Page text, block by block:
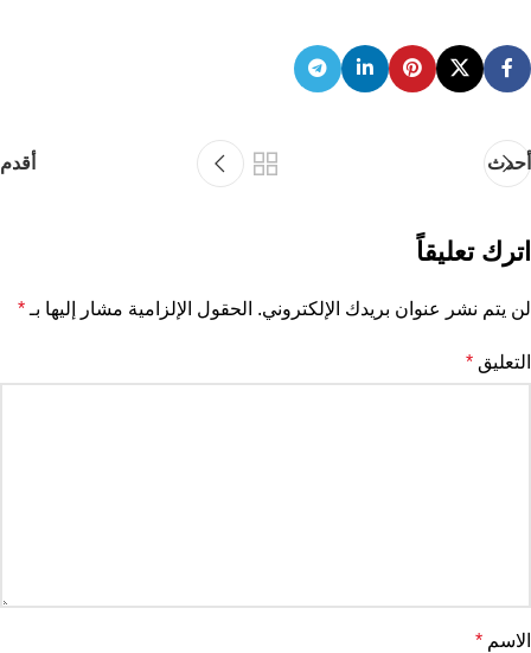
أحدث أقدم
اترك تعليقاً
لن يتم نشر عنوان بريدك الإلكتروني. الحقول الإلزامية مشار إليها بـ *
التعليق *
الاسم *